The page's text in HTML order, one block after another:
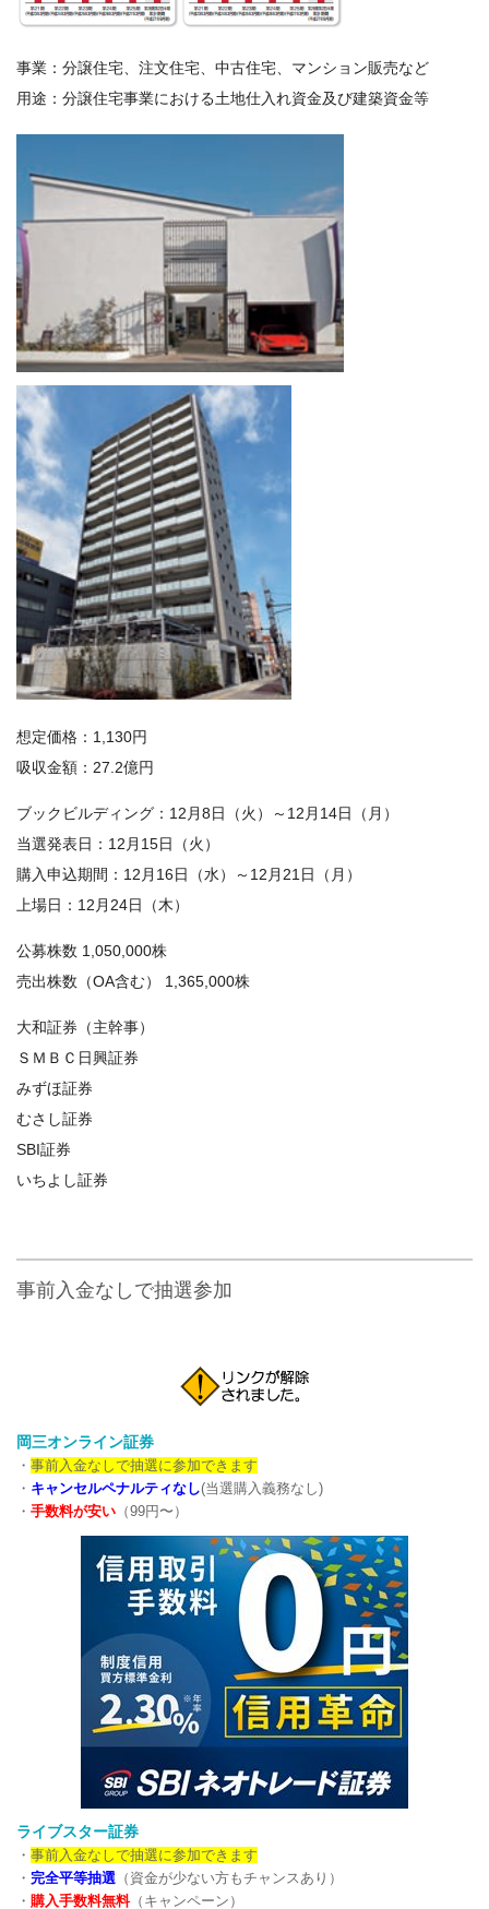
事業：分譲住宅、注文住宅、中古住宅、マンション販売など
用途：分譲住宅事業における土地仕入れ資金及び建築資金等
想定価格：1,130円
吸収金額：27.2億円
ブックビルディング：12月8日（火）～12月14日（月）
当選発表日：12月15日（火）
購入申込期間：12月16日（水）～12月21日（月）
上場日：12月24日（木）
公募株数 1,050,000株
売出株数（OA含む） 1,365,000株
大和証券（主幹事）
ＳＭＢＣ日興証券
みずほ証券
むさし証券
SBI証券
いちよし証券
事前入金なしで抽選参加
岡三オンライン証券
・ 事前入金なしで抽選に参加できます
・ キャンセルペナルティなし(当選購入義務なし)
・ 手数料が安い （99円〜）
ライブスター証券
・ 事前入金なしで抽選に参加できます
・ 完全平等抽選 （資金が少ない方もチャンスあり）
・ 購入手数料無料（キャンペーン）